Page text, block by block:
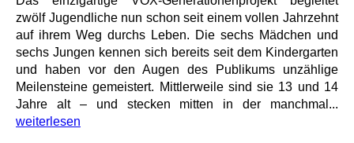
zwölf Jugendliche nun schon seit einem vollen Jahrzehnt
auf ihrem Weg durchs Leben. Die sechs Mädchen und
sechs Jungen kennen sich bereits seit dem Kindergarten
und haben vor den Augen des Publikums unzählige
Meilensteine gemeistert. Mittlerweile sind sie 13 und 14
Jahre alt – und stecken mitten in der manchmal...
weiterlesen